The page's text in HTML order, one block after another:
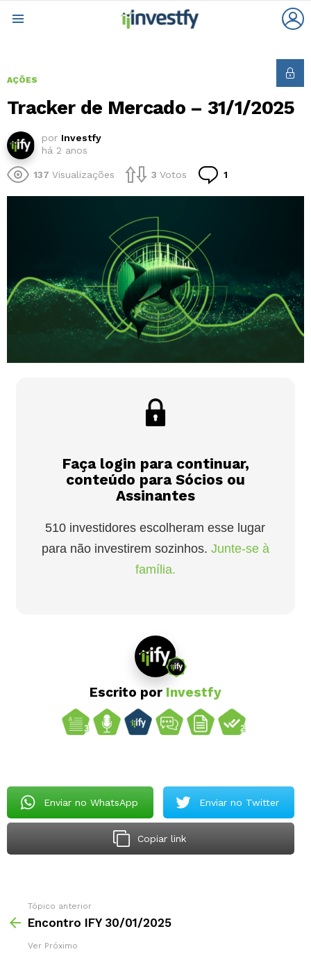
AÇÕES
Tracker de Mercado – 31/1/2025
por Investfy
há 2 anos
137 Visualizações 3 Votos 1
Faça login para continuar,
conteúdo para Sócios ou
Assinantes
510 investidores escolheram esse lugar
para não investirem sozinhos. Junte-se à
família.
Escrito por Investfy
Enviar no WhatsApp Enviar no Twitter
Copiar link
Tópico anterior
Encontro IFY 30/01/2025
Ver Próximo